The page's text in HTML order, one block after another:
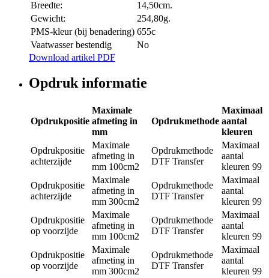
Breedte:
14,50cm.
Gewicht:
254,80g.
PMS-kleur (bij benadering) 655c
Vaatwasser bestendig
No
Download artikel PDF
Opdruk informatie
Opdrukpositie
Maximale
afmeting in
mm
Opdrukmethode
Maximaal
aantal
kleuren
Opdrukpositie
achterzijde
Maximale
afmeting in
mm 100cm2
Opdrukmethode
DTF Transfer
Maximaal
aantal
kleuren 99
Opdrukpositie
achterzijde
Maximale
afmeting in
mm 300cm2
Opdrukmethode
DTF Transfer
Maximaal
aantal
kleuren 99
Opdrukpositie
op voorzijde
Maximale
afmeting in
mm 100cm2
Opdrukmethode
DTF Transfer
Maximaal
aantal
kleuren 99
Opdrukpositie
op voorzijde
Maximale
afmeting in
mm 300cm2
Opdrukmethode
DTF Transfer
Maximaal
aantal
kleuren 99